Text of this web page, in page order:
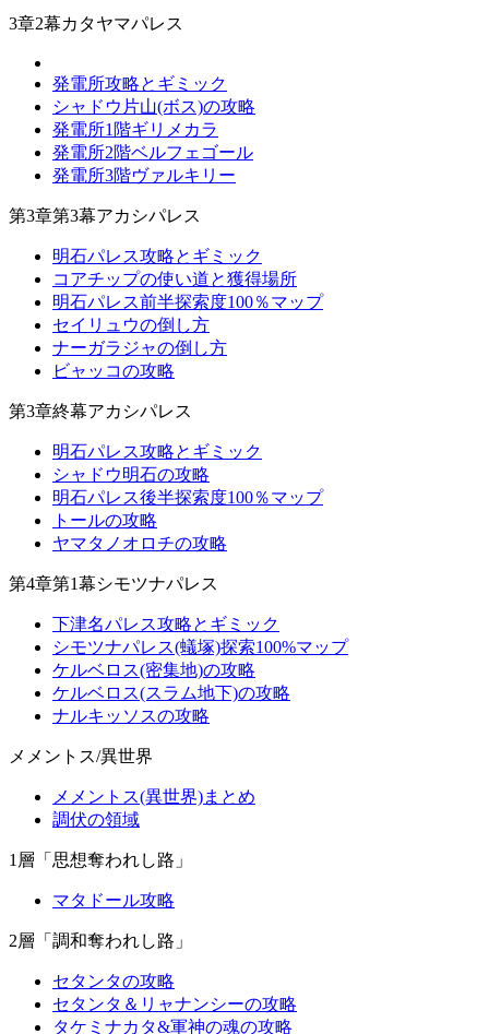
3章2幕カタヤマパレス
発電所攻略とギミック
シャドウ片山(ボス)の攻略
発電所1階ギリメカラ
発電所2階ベルフェゴール
発電所3階ヴァルキリー
第3章第3幕アカシパレス
明石パレス攻略とギミック
コアチップの使い道と獲得場所
明石パレス前半探索度100％マップ
セイリュウの倒し方
ナーガラジャの倒し方
ビャッコの攻略
第3章終幕アカシパレス
明石パレス攻略とギミック
シャドウ明石の攻略
明石パレス後半探索度100％マップ
トールの攻略
ヤマタノオロチの攻略
第4章第1幕シモツナパレス
下津名パレス攻略とギミック
シモツナパレス(蟻塚)探索100%マップ
ケルベロス(密集地)の攻略
ケルベロス(スラム地下)の攻略
ナルキッソスの攻略
メメントス/異世界
メメントス(異世界)まとめ
調伏の領域
1層「思想奪われし路」
マタドール攻略
2層「調和奪われし路」
セタンタの攻略
セタンタ＆リャナンシーの攻略
タケミナカタ&軍神の魂の攻略